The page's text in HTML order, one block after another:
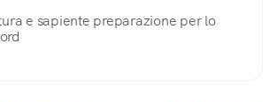
e sapiente preparazione per lo